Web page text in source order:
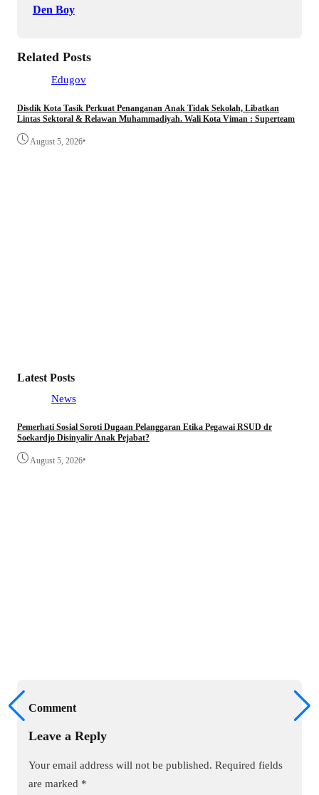
Den Boy
Related Posts
Edugov
Disdik Kota Tasik Perkuat Penanganan Anak Tidak Sekolah, Libatkan
Lintas Sektoral & Relawan Muhammadiyah. Wali Kota Viman : Superteam
August 5, 2026•
Latest Posts
News
Pemerhati Sosial Soroti Dugaan Pelanggaran Etika Pegawai RSUD dr
Soekardjo Disinyalir Anak Pejabat?
August 5, 2026•
Comment
Leave a Reply
Your email address will not be published. Required fields
are marked *